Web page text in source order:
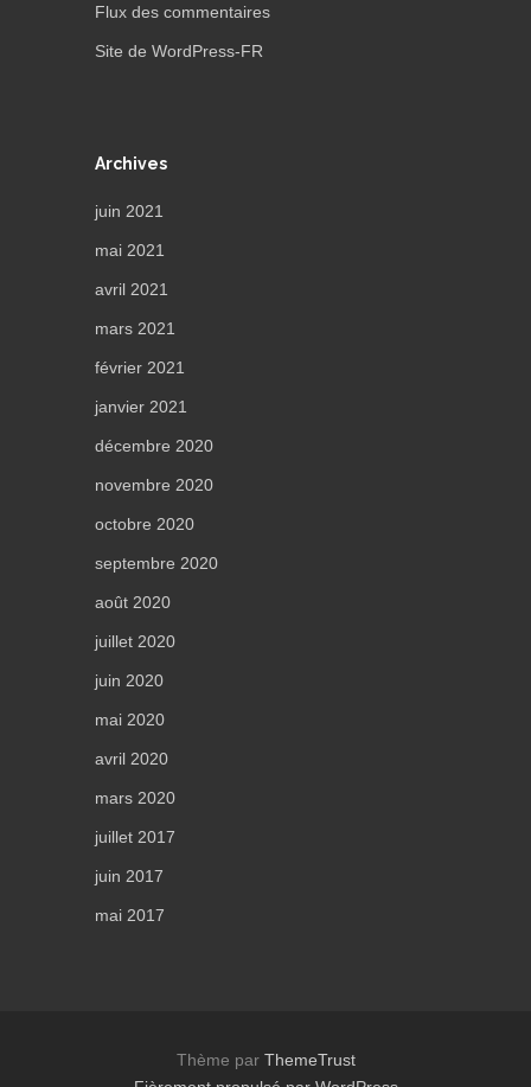
Flux des commentaires
Site de WordPress-FR
Archives
juin 2021
mai 2021
avril 2021
mars 2021
février 2021
janvier 2021
décembre 2020
novembre 2020
octobre 2020
septembre 2020
août 2020
juillet 2020
juin 2020
mai 2020
avril 2020
mars 2020
juillet 2017
juin 2017
mai 2017
Thème par ThemeTrust